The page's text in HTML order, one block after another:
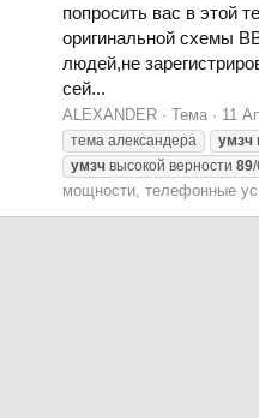
попросить вас в этой
оригинальной схемы
людей,не
сей...
ALEXANDER Тема 11
тема александера
умзч
умзч высокой верности 89/
мощности, телефонные